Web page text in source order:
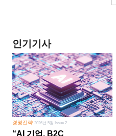
인기기사
경영전략2026년 5월 Issue 2
“AI 기업, B2C